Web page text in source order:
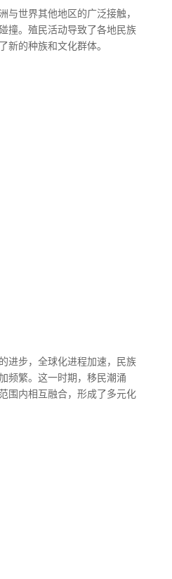
与世界其他地区的广泛接触，
撞。殖民活动导致了各地民族
新的种族和文化群体。
进步，全球化进程加速，民族
频繁。这一时期，移民潮涌
围内相互融合，形成了多元化